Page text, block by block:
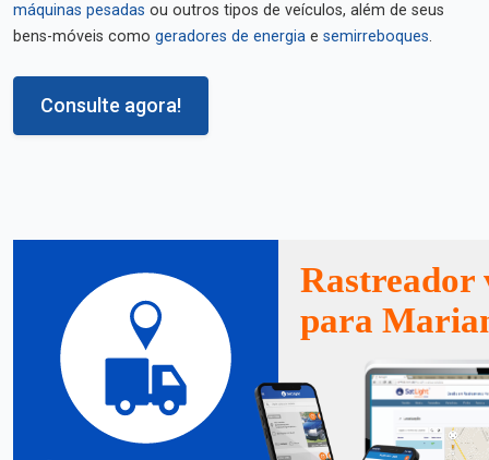
máquinas pesadas ou outros tipos de veículos, além de seus
bens-móveis como geradores de energia e semirreboques.
Consulte agora!
Rastreador
para